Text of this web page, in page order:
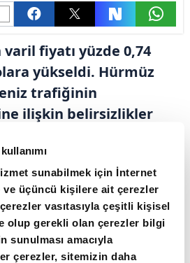
sunabilmek için İnternet
üçüncü kişilere ait çerezler
vasıtasıyla çeşitli kişisel
olup gerekli olan çerezler bilgi
sunulması amacıyla
çerezler, sitemizin daha
fiyatı yüzde 0,74
yükseldi. Hürmüz
trafiğinin
ilişkin belirsizlikler
petrol fiyatlarını
Başkanı Donald
gelen açıklamalar
uluslararası vadeli